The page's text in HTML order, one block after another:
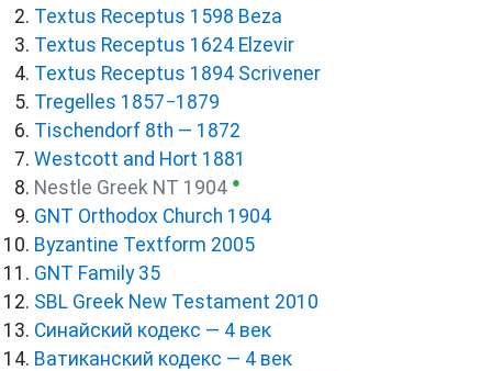
Textus Receptus 1598 Beza
Textus Receptus 1624 Elzevir
Textus Receptus 1894 Scrivener
Tregelles 1857−1879
Tischendorf 8th — 1872
Westcott and Hort 1881
Nestle Greek NT 1904 ●
GNT Orthodox Church 1904
Byzantine Textform 2005
GNT Family 35
SBL Greek New Testament 2010
Синайский кодекс — 4 век
Ватиканский кодекс — 4 век